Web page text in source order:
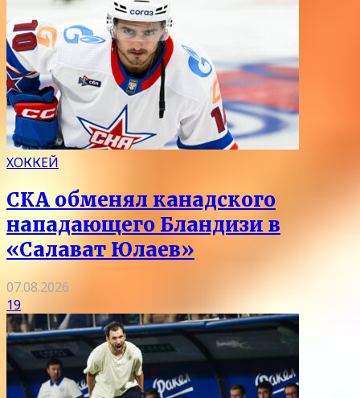
ХОККЕЙ
СКА обменял канадского
нападающего Бландизи в
«Салават Юлаев»
07.08.2026
19